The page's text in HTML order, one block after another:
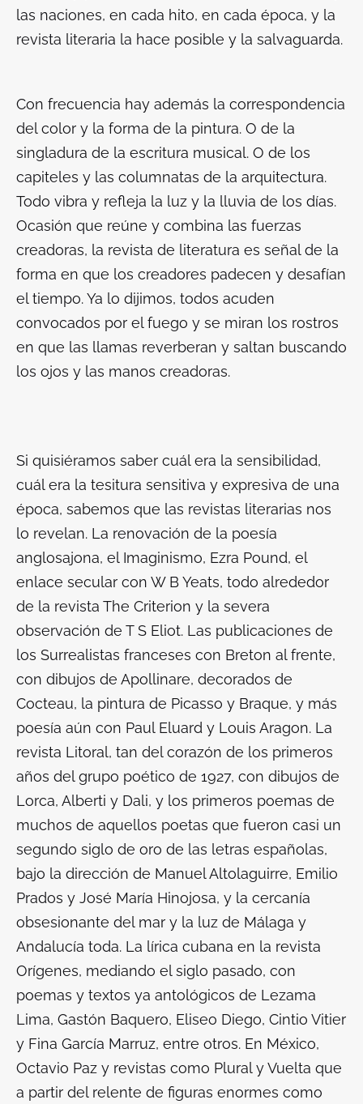
las naciones, en cada hito, en cada época, y la
revista literaria la hace posible y la salvaguarda.
Con frecuencia hay además la correspondencia
del color y la forma de la pintura. O de la
singladura de la escritura musical. O de los
capiteles y las columnatas de la arquitectura.
Todo vibra y refleja la luz y la lluvia de los días.
Ocasión que reúne y combina las fuerzas
creadoras, la revista de literatura es señal de la
forma en que los creadores padecen y desafían
el tiempo. Ya lo dijimos, todos acuden
convocados por el fuego y se miran los rostros
en que las llamas reverberan y saltan buscando
los ojos y las manos creadoras.
Si quisiéramos saber cuál era la sensibilidad,
cuál era la tesitura sensitiva y expresiva de una
época, sabemos que las revistas literarias nos
lo revelan. La renovación de la poesía
anglosajona, el Imaginismo, Ezra Pound, el
enlace secular con W B Yeats, todo alrededor
de la revista The Criterion y la severa
observación de T S Eliot. Las publicaciones de
los Surrealistas franceses con Breton al frente,
con dibujos de Apollinare, decorados de
Cocteau, la pintura de Picasso y Braque, y más
poesía aún con Paul Eluard y Louis Aragon. La
revista Litoral, tan del corazón de los primeros
años del grupo poético de 1927, con dibujos de
Lorca, Alberti y Dali, y los primeros poemas de
muchos de aquellos poetas que fueron casi un
segundo siglo de oro de las letras españolas,
bajo la dirección de Manuel Altolaguirre, Emilio
Prados y José María Hinojosa, y la cercanía
obsesionante del mar y la luz de Málaga y
Andalucía toda. La lírica cubana en la revista
Orígenes, mediando el siglo pasado, con
poemas y textos ya antológicos de Lezama
Lima, Gastón Baquero, Eliseo Diego, Cintio Vitier
y Fina García Marruz, entre otros. En México,
Octavio Paz y revistas como Plural y Vuelta que
a partir del relente de figuras enormes como